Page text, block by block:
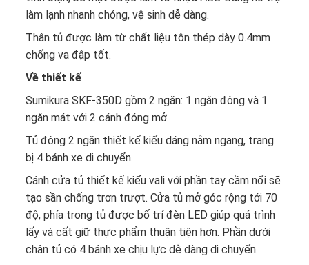
làm lạnh nhanh chóng, vệ sinh dễ dàng.
Thân tủ được làm từ chất liệu tôn thép dày 0.4mm
chống va đập tốt.
Về thiết kế
Sumikura SKF-350D gồm 2 ngăn: 1 ngăn đông và 1
ngăn mát với 2 cánh đóng mở.
Tủ đông 2 ngăn thiết kế kiểu dáng nằm ngang, trang
bị 4 bánh xe di chuyển.
Cánh cửa tủ thiết kế kiểu vali với phần tay cầm nổi sẽ
tạo sần chống trơn trượt. Cửa tủ mở góc rộng tới 70
độ, phía trong tủ được bố trí đèn LED giúp quá trình
lấy và cất giữ thực phẩm thuận tiện hơn. Phần dưới
chân tủ có 4 bánh xe chịu lực dễ dàng di chuyển.